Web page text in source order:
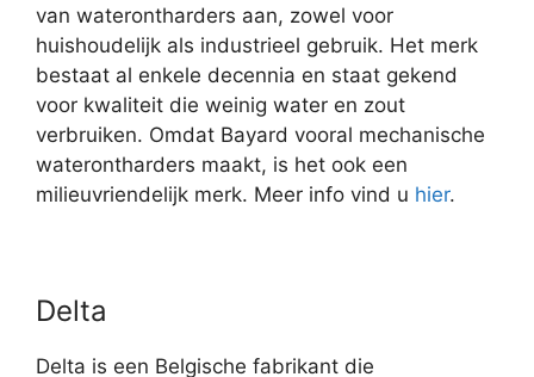
van waterontharders aan, zowel voor
huishoudelijk als industrieel gebruik. Het merk
bestaat al enkele decennia en staat gekend
voor kwaliteit die weinig water en zout
verbruiken. Omdat Bayard vooral mechanische
waterontharders maakt, is het ook een
milieuvriendelijk merk. Meer info vind u hier.
Delta
Delta is een Belgische fabrikant die